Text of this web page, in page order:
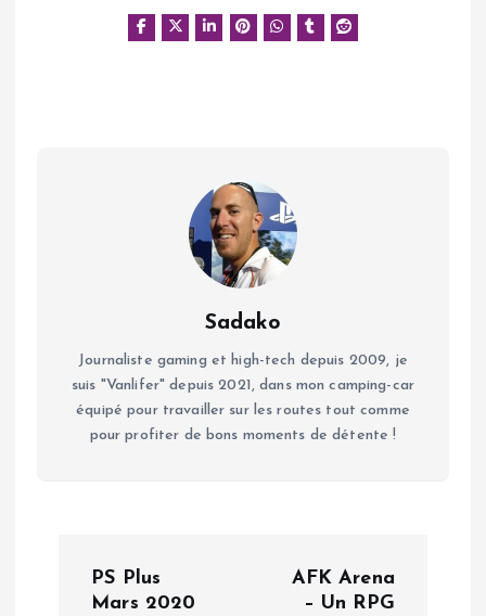
Sadako
Journaliste gaming et high-tech depuis 2009, je
suis "Vanlifer" depuis 2021, dans mon camping-car
équipé pour travailler sur les routes tout comme
pour profiter de bons moments de détente !
PS Plus
Mars 2020
AFK Arena
– Un RPG